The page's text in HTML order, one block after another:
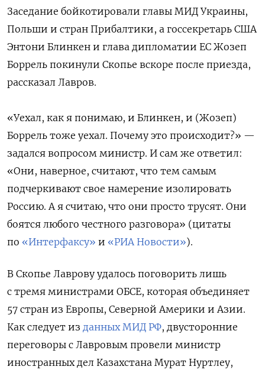
Заседание бойкотировали главы МИД Украины,
Польши и стран Прибалтики, а госсекретарь США
Энтони Блинкен и глава дипломатии ЕС Жозеп
Боррель покинули Скопье вскоре после приезда,
рассказал Лавров.
«Уехал, как я понимаю, и Блинкен, и (Жозеп)
Боррель тоже уехал. Почему это происходит?» —
задался вопросом министр. И сам же ответил:
«Они, наверное, считают, что тем самым
подчеркивают свое намерение изолировать
Россию. А я считаю, что они просто трусят. Они
боятся любого честного разговора» (цитаты
по «Интерфаксу» и «РИА Новости»).
В Скопье Лаврову удалось поговорить лишь
с тремя министрами ОБСЕ, которая объединяет
57 стран из Европы, Северной Америки и Азии.
Как следует из данных МИД РФ, двусторонние
переговоры с Лавровым провели министр
иностранных дел Казахстана Мурат Нуртлеу,